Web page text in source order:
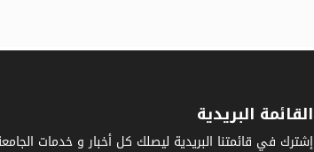
القائمة البريدية
إشترك في قائمتنا البريدية ليصلك كل أخبار و خدمات